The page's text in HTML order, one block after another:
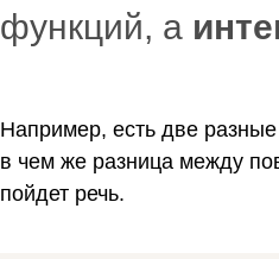
функций, а
Например, есть две
в чем же разница между
пойдет речь.